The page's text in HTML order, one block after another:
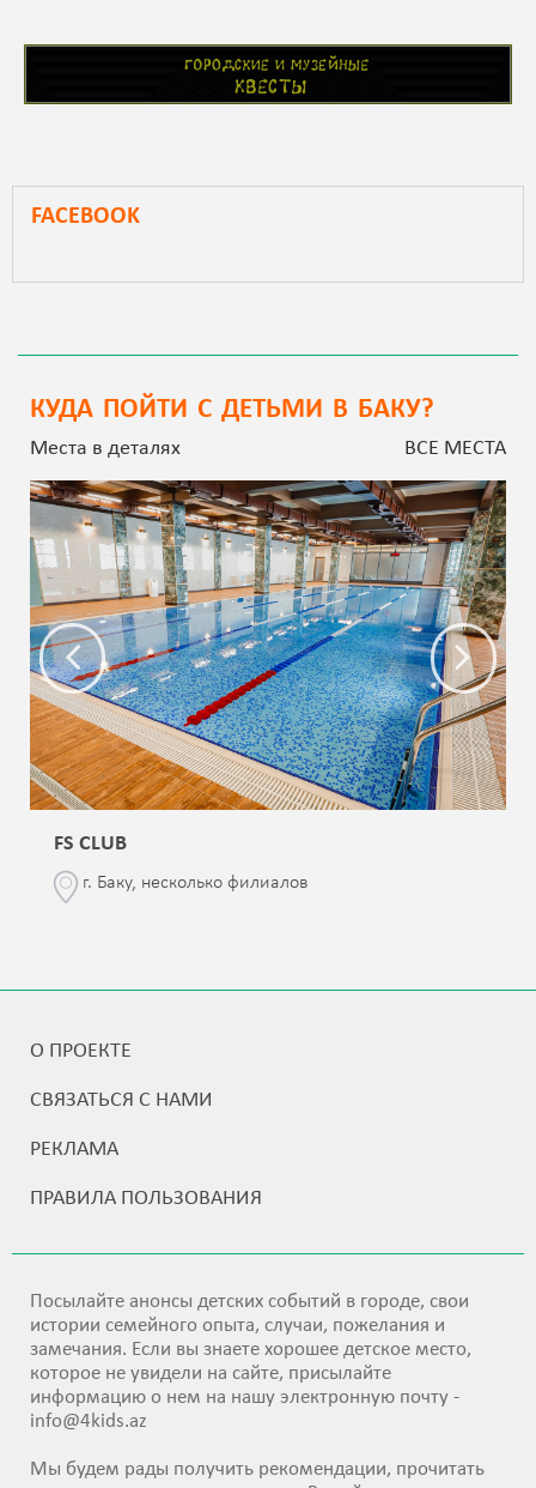
FACEBOOK
КУДА ПОЙТИ С ДЕТЬМИ В БАКУ?
Места в деталях ВСЕ МЕСТА
FS CLUB
г. Баку, несколько филиалов
О ПРОЕКТЕ
СВЯЗАТЬСЯ С НАМИ
РЕКЛАМА
ПРАВИЛА ПОЛЬЗОВАНИЯ
Посылайте анонсы детских событий в городе, свои
истории семейного опыта, случаи, пожелания и
замечания. Если вы знаете хорошее детское место,
которое не увидели на сайте, присылайте
информацию о нем на нашу электронную почту -
info@4kids.az
Мы будем рады получить рекомендации, прочитать